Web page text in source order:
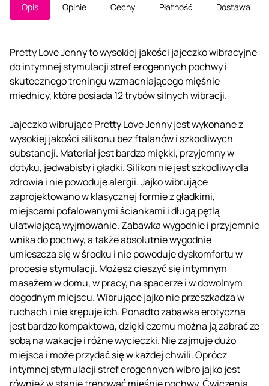
Opis Opinie Cechy Płatność Dostawa
Pretty Love Jenny to wysokiej jakości jajeczko wibracyjne
do intymnej stymulacji stref erogennych pochwy i
skutecznego treningu wzmacniającego mięśnie
miednicy, które posiada 12 trybów silnych wibracji.
Jajeczko wibrujące Pretty Love Jenny jest wykonane z
wysokiej jakości silikonu bez ftalanów i szkodliwych
substancji. Materiał jest bardzo miękki, przyjemny w
dotyku, jedwabisty i gładki. Silikon nie jest szkodliwy dla
zdrowia i nie powoduje alergii. Jajko wibrujące
zaprojektowano w klasycznej formie z gładkimi,
miejscami pofalowanymi ściankami i długą pętlą
ułatwiającą wyjmowanie. Zabawka wygodnie i przyjemnie
wnika do pochwy, a także absolutnie wygodnie
umieszcza się w środku i nie powoduje dyskomfortu w
procesie stymulacji. Możesz cieszyć się intymnym
masażem w domu, w pracy, na spacerze i w dowolnym
dogodnym miejscu. Wibrujące jajko nie przeszkadza w
ruchach i nie krępuje ich. Ponadto zabawka erotyczna
jest bardzo kompaktowa, dzięki czemu można ją zabrać ze
sobą na wakacje i różne wycieczki. Nie zajmuje dużo
miejsca i może przydać się w każdej chwili. Oprócz
intymnej stymulacji stref erogennych wibro jajko jest